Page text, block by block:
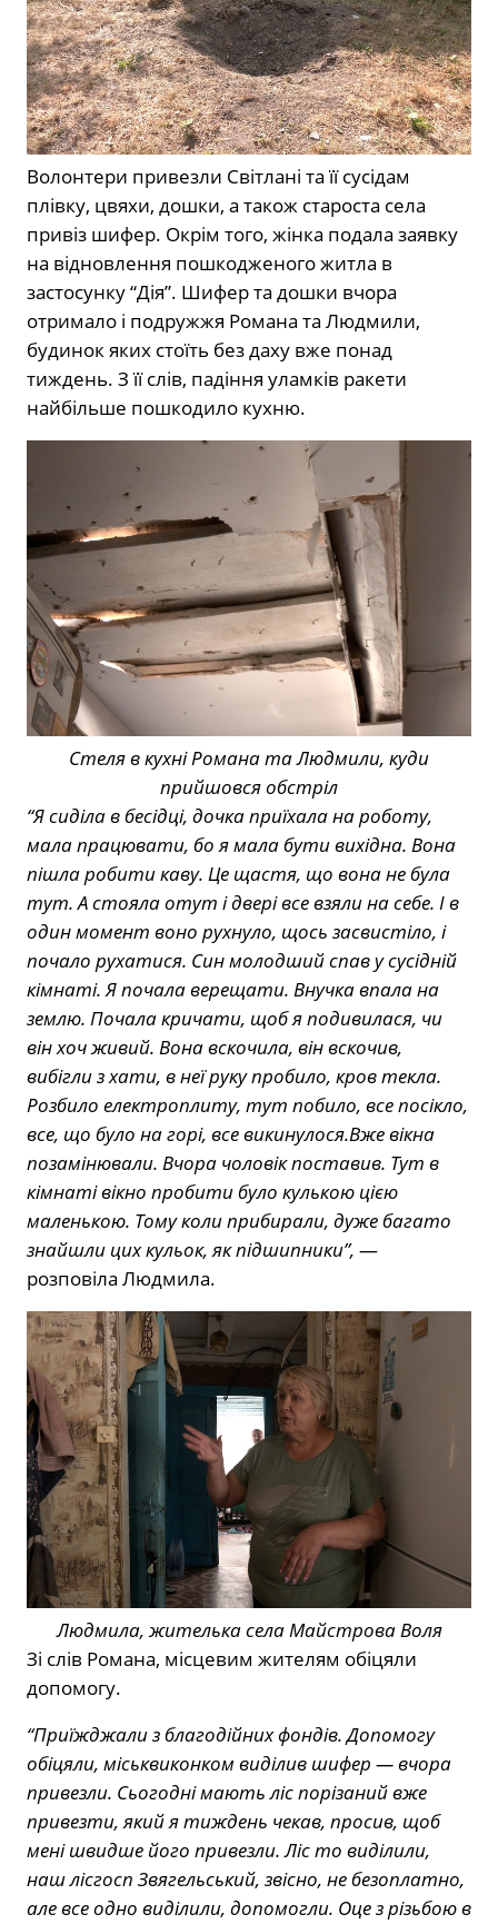
Волонтери привезли Світлані та її сусідам
плівку, цвяхи, дошки, а також староста села
привіз шифер. Окрім того, жінка подала заявку
на відновлення пошкодженого житла в
застосунку “Дія”. Шифер та дошки вчора
отримало і подружжя Романа та Людмили,
будинок яких стоїть без даху вже понад
тиждень. З її слів, падіння уламків ракети
найбільше пошкодило кухню.
Стеля в кухні Романа та Людмили, куди
прийшовся обстріл
“Я сиділа в бесідці, дочка приїхала на роботу,
мала працювати, бо я мала бути вихідна. Вона
пішла робити каву. Це щастя, що вона не була
тут. А стояла отут і двері все взяли на себе. І в
один момент воно рухнуло, щось засвистіло, і
почало рухатися. Син молодший спав у сусідній
кімнаті. Я почала верещати. Внучка впала на
землю. Почала кричати, щоб я подивилася, чи
він хоч живий. Вона вскочила, він вскочив,
вибігли з хати, в неї руку пробило, кров текла.
Розбило електроплиту, тут побило, все посікло,
все, що було на горі, все викинулося.Вже вікна
позамінювали. Вчора чоловік поставив. Тут в
кімнаті вікно пробити було кулькою цією
маленькою. Тому коли прибирали, дуже багато
знайшли цих кульок, як підшипники”, —
розповіла Людмила.
Людмила, жителька села Майстрова Воля
Зі слів Романа, місцевим жителям обіцяли
допомогу.
“Приїжджали з благодійних фондів. Допомогу
обіцяли, міськвиконком виділив шифер — вчора
привезли. Сьогодні мають ліс порізаний вже
привезти, який я тиждень чекав, просив, щоб
мені швидше його привезли. Ліс то виділили,
наш лісгосп Звягельський, звісно, не безоплатно,
але все одно виділили, допомогли. Оце з різьбою в